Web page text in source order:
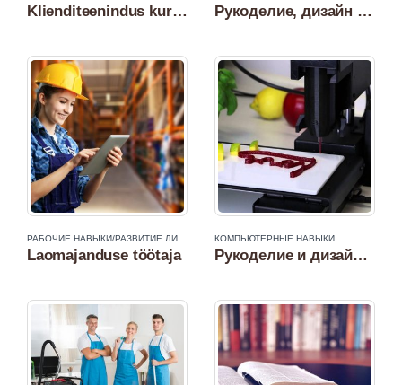
Klienditeenindus kursus Рукоделие, дизайн и реставрация мебели на 3D принтере
Laomajanduse töötaja
КОМПЬЮТЕРНЫЕ НАВЫКИ
Рукоделие и дизайн в кулинарии на 3D пищевом принтере